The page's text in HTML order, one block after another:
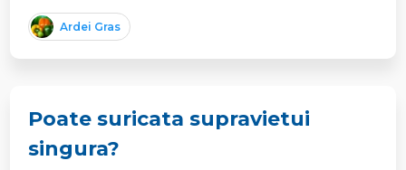
Ardei Gras
Poate suricata supravietui
singura?